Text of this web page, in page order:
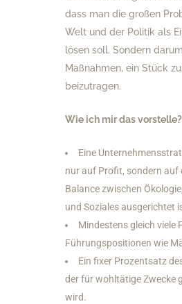
dass man die großen
Welt und der Politik als
lösen soll. Sondern
Maßnahmen, ein Stück
beizutragen.
Wie ich mir das
Eine
nur auf Profit, sondern auf
Balance zwischen
und Soziales ausgerichtet
Mindestens gleich viele
Führungspositionen wie
Ein fixer Prozentsatz
der für wohltätige Zwecke
wird.